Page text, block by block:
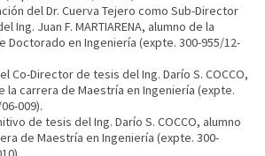
del Dr. Cuerva Tejero como Sub-Director
Ing. Juan F. MARTIARENA, alumno de la
Doctorado en Ingeniería (expte. 300-955/12-
Co-Director de tesis del Ing. Darío S. COCCO,
la carrera de Maestría en Ingeniería (expte.
009).
de tesis del Ing. Darío S. COCCO, alumno
de Maestría en Ingeniería (expte. 300-